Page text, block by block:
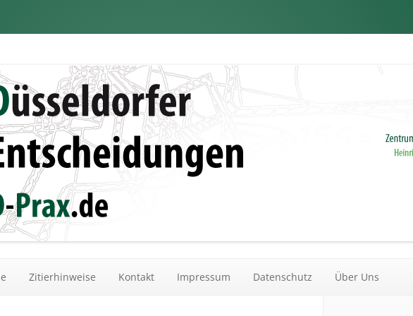
Zitierhinweise Kontakt Impressum Datenschutz Über Uns